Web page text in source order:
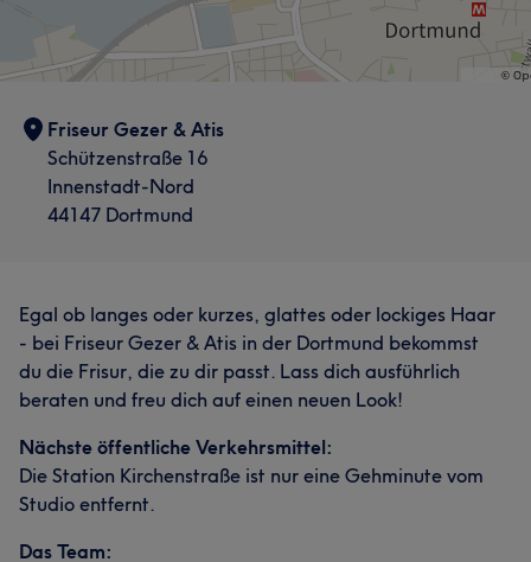
Friseur Gezer & Atis
Schützenstraße 16
Innenstadt-Nord
44147 Dortmund
Egal ob langes oder kurzes, glattes oder lockiges Haar
- bei Friseur Gezer & Atis in der Dortmund bekommst
du die Frisur, die zu dir passt. Lass dich ausführlich
beraten und freu dich auf einen neuen Look!
Nächste öffentliche Verkehrsmittel:
Die Station Kirchenstraße ist nur eine Gehminute vom
Studio entfernt.
Das Team: